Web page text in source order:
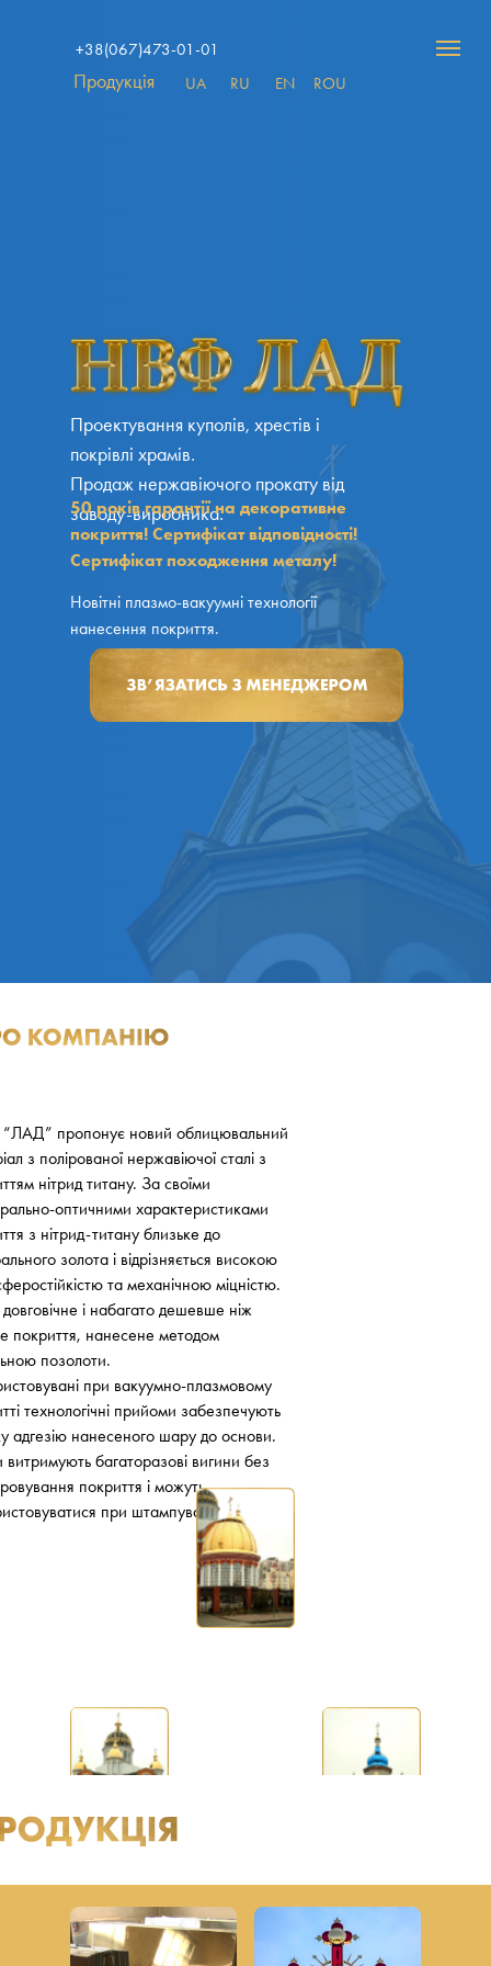
+38(067)473-01-01
UA
RU EN ROU
Продукція
Проектування куполів, хрестів і
покрівлі храмів.
Продаж нержавіючого прокату від
заводу-виробника.
50 років гарантії на декоративне
покриття! Сертифікат відповідності!
Сертифікат походження металу!
Новітні плазмо-вакуумні технології
нанесення покриття.
пропонує новий облицювальний
з полірованої нержавіючої сталі з
нітрид титану. За своїми
оптичними характеристиками
з нітрид-титану близьке до
золота і відрізняється високою
та механічною міцністю.
і набагато дешевше ніж
покриття, нанесене методом
позолоти.
при вакуумно-плазмовому
технологічні прийоми забезпечують
адгезію нанесеного шару до основи.
витримують багаторазові вигини без
покриття і можуть
при штампуванні.